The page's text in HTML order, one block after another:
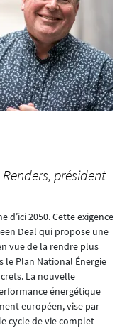
président
d’ici 2050. Cette exigence
Deal qui propose une
vue de la rendre plus
le Plan National Énergie
La nouvelle
énergétique
européen, vise par
cycle de vie complet